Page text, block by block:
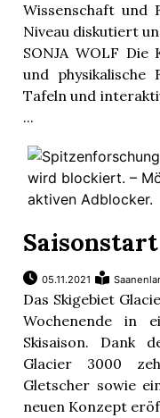
Wissenschaft und
Niveau diskutiert
SONJA WOLF Die
und
Tafeln und
...
05.11.2021
Das Skigebiet
Wochenende in
Skisaison. Dank
Glacier 3000
Gletscher sowie
neuen Konzept